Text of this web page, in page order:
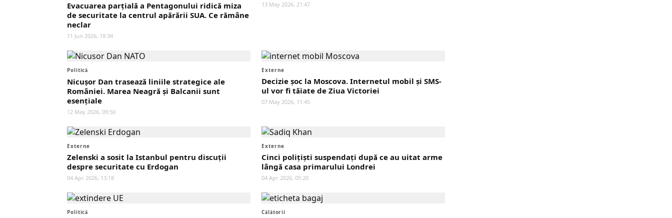
Evacuarea parțială a Pentagonului ridică miza
de securitate la centrul apărării SUA. Ce rămâne
neclar
11 Jun 2026, 18:34
13 May 2026, 21:47
Politică
Nicușor Dan trasează liniile strategice ale
României. Marea Neagră și Balcanii sunt
esențiale
12 May 2026, 09:50
Externe
Decizie șoc la Moscova. Internetul mobil și SMS-
ul vor fi tăiate de Ziua Victoriei
07 May 2026, 11:45
Externe
Zelenski a sosit la Istanbul pentru discuții
despre securitate cu Erdogan
04 Apr 2026, 13:18
Externe
Cinci polițiști suspendați după ce au uitat arme
lângă casa primarului Londrei
04 Apr 2026, 05:20
Politică Călătorii